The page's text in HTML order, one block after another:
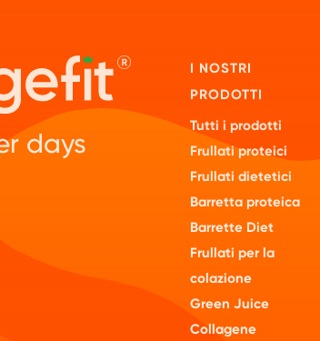
days
I NOSTRI
PRODOTTI
Tutti i prodotti
Frullati proteici
Frullati dietetici
Barretta proteica
Barrette Diet
Frullati per la
colazione
Green Juice
Collagene